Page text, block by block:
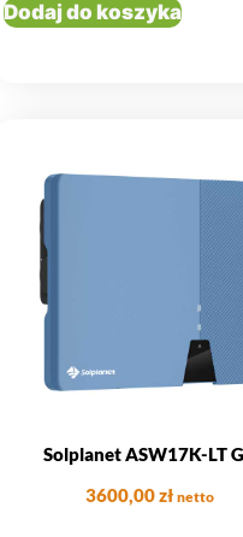
Dodaj do koszyka
Solplanet ASW17K-LT
3600,00zł netto